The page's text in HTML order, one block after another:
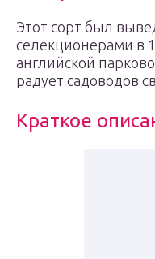
Этот сорт был
селекционерами в
английской
радует садоводов
Краткое